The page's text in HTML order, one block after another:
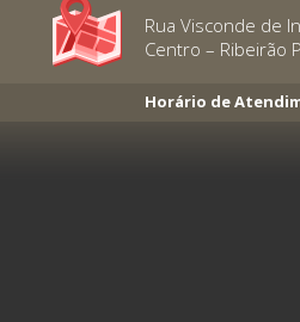
Rua Visconde de
Centro – Ribeirão
Horário de